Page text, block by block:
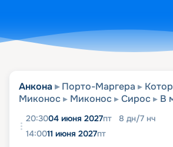
Анкона Порто-Маргера Котор
Миконос
Миконос Сирос В
20:3004 июня 2027пт 8 дн/7 нч
14:0011 июня 2027пт